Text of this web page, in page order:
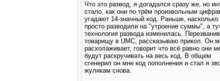
Что это развод, я догадался сразу же, но
стало, как они по трём произвольным
угадают 14-значный код. Раньше,
просто разводили на "утроение суммы", а
технология развода изменилась.
товарищу в UMC, рассказываю прикол. Он
расхолаживает, говорит что всё равно они
будут раскручивать на весь код. В общем
сгенерил он мне код пополнения и стал я
жуликам снова.